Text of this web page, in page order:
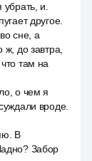
и.
другое.
сне, а
до завтра,
там на
о чем я
вроде.
В
Забор